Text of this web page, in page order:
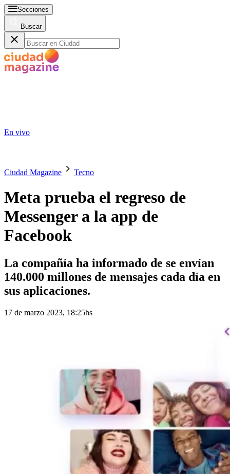
Secciones
Buscar
En vivo
Ciudad Magazine Tecno
Meta prueba el regreso de
Messenger a la app de
Facebook
La compañía ha informado de se envían
140.000 millones de mensajes cada día en
sus aplicaciones.
17 de marzo 2023, 18:25hs